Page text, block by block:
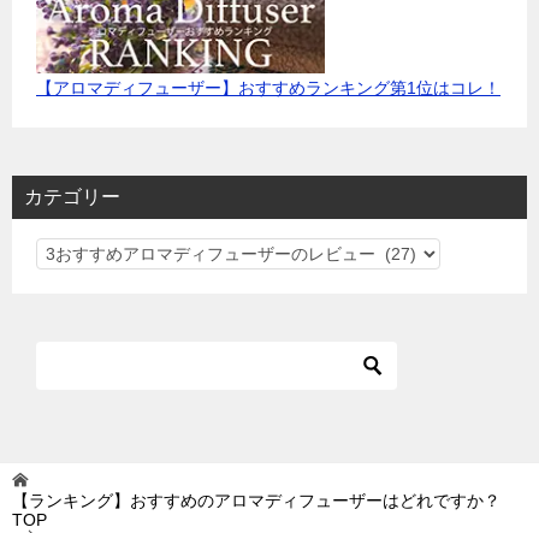
【アロマディフューザー】おすすめランキング第1位はコレ！
カテゴリー
カ
【ランキング】おすすめのアロマディフューザーはどれですか？
TOP